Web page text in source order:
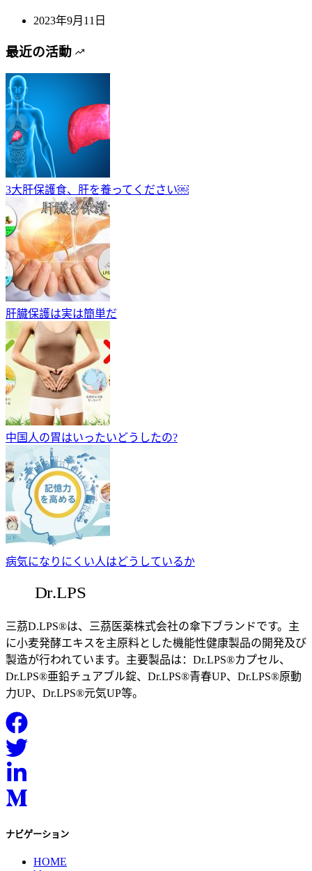
2023年9月11日
最近の活動
3大肝保護食、肝を養ってください￼
肝臓保護は実は簡単だ
中国人の胃はいったいどうしたの?
病気になりにくい人はどうしているか
三茘D.LPS®は、三茘医薬株式会社の傘下ブランドです。主
に小麦発酵エキスを主原料とした機能性健康製品の開発及び
製造が行われています。主要製品は：Dr.LPS®カプセル、
Dr.LPS®亜鉛チュアブル錠、Dr.LPS®青春UP、Dr.LPS®原動
力UP、Dr.LPS®元気UP等。
ナビゲーション
HOME